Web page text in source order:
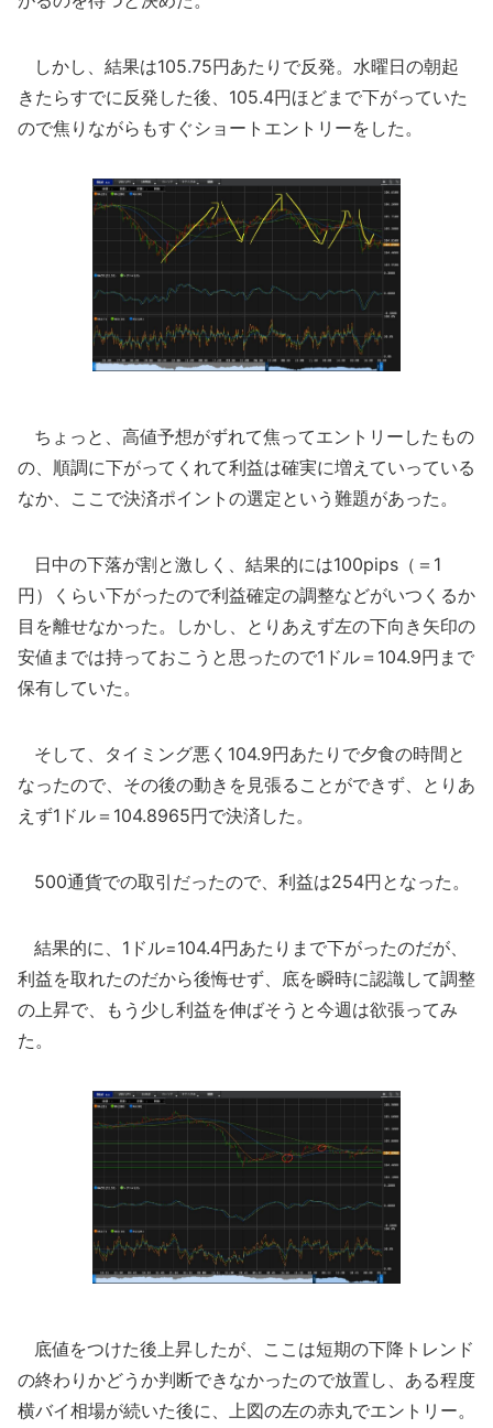
しかし、結果は105.75円あたりで反発。水曜日の朝起
きたらすでに反発した後、105.4円ほどまで下がっていた
ので焦りながらもすぐショートエントリーをした。
ちょっと、高値予想がずれて焦ってエントリーしたもの
の、順調に下がってくれて利益は確実に増えていっている
なか、ここで決済ポイントの選定という難題があった。
日中の下落が割と激しく、結果的には100pips（＝1
円）くらい下がったので利益確定の調整などがいつくるか
目を離せなかった。しかし、とりあえず左の下向き矢印の
安値までは持っておこうと思ったので1ドル＝104.9円まで
保有していた。
そして、タイミング悪く104.9円あたりで夕食の時間と
なったので、その後の動きを見張ることができず、とりあ
えず1ドル＝104.8965円で決済した。
500通貨での取引だったので、利益は254円となった。
結果的に、1ドル=104.4円あたりまで下がったのだが、
利益を取れたのだから後悔せず、底を瞬時に認識して調整
の上昇で、もう少し利益を伸ばそうと今週は欲張ってみ
た。
底値をつけた後上昇したが、ここは短期の下降トレンド
の終わりかどうか判断できなかったので放置し、ある程度
横バイ相場が続いた後に、上図の左の赤丸でエントリー。